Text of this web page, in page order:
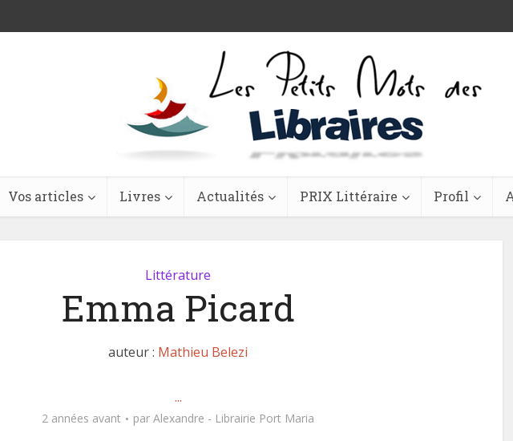
Vos articles Livres Actualités PRIX Littéraire Profil
Littérature
Emma Picard
auteur : Mathieu Belezi
...
2 années avant par Alexandre - Librairie Port Maria